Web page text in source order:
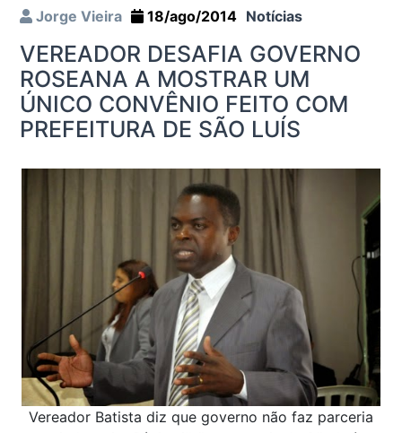
Jorge Vieira 18/ago/2014 Notícias
VEREADOR DESAFIA GOVERNO
ROSEANA A MOSTRAR UM
ÚNICO CONVÊNIO FEITO COM
PREFEITURA DE SÃO LUÍS
Vereador Batista diz que governo não faz parceria